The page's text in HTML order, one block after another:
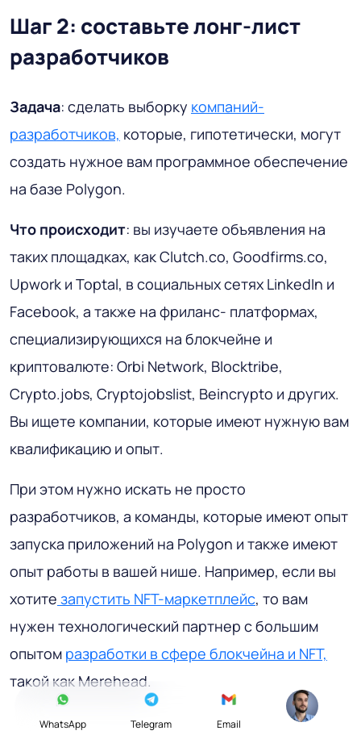
Шаг 2: составьте лонг-лист
разработчиков
Задача: сделать выборку компаний-
разработчиков, которые, гипотетически, могут
создать нужное вам программное обеспечение
на базе Polygon.
Что происходит: вы изучаете объявления на
таких площадках, как Clutch.co, Goodfirms.co,
Upwork и Toptal, в социальных сетях LinkedIn и
Facebook, а также на фриланс- платформах,
специализирующихся на блокчейне и
криптовалюте: Orbi Network, Blocktribe,
Crypto.jobs, Cryptojobslist, Beincrypto и других.
Вы ищете компании, которые имеют нужную вам
квалификацию и опыт.
При этом нужно искать не просто
разработчиков, а команды, которые имеют опыт
запуска приложений на Polygon и также имеют
опыт работы в вашей нише. Например, если вы
хотите запустить NFT-маркетплейс, то вам
нужен технологический партнер с большим
опытом разработки в сфере блокчейна и NFT,
такой как Merehead.
WhatsApp Telegram Email